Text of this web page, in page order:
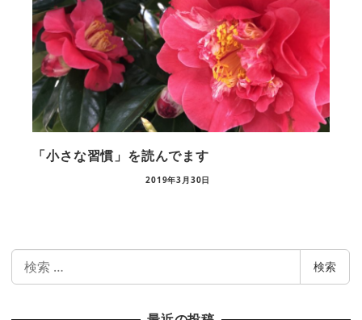
「小さな習慣」を読んでます
2019年3月30日
索
検索